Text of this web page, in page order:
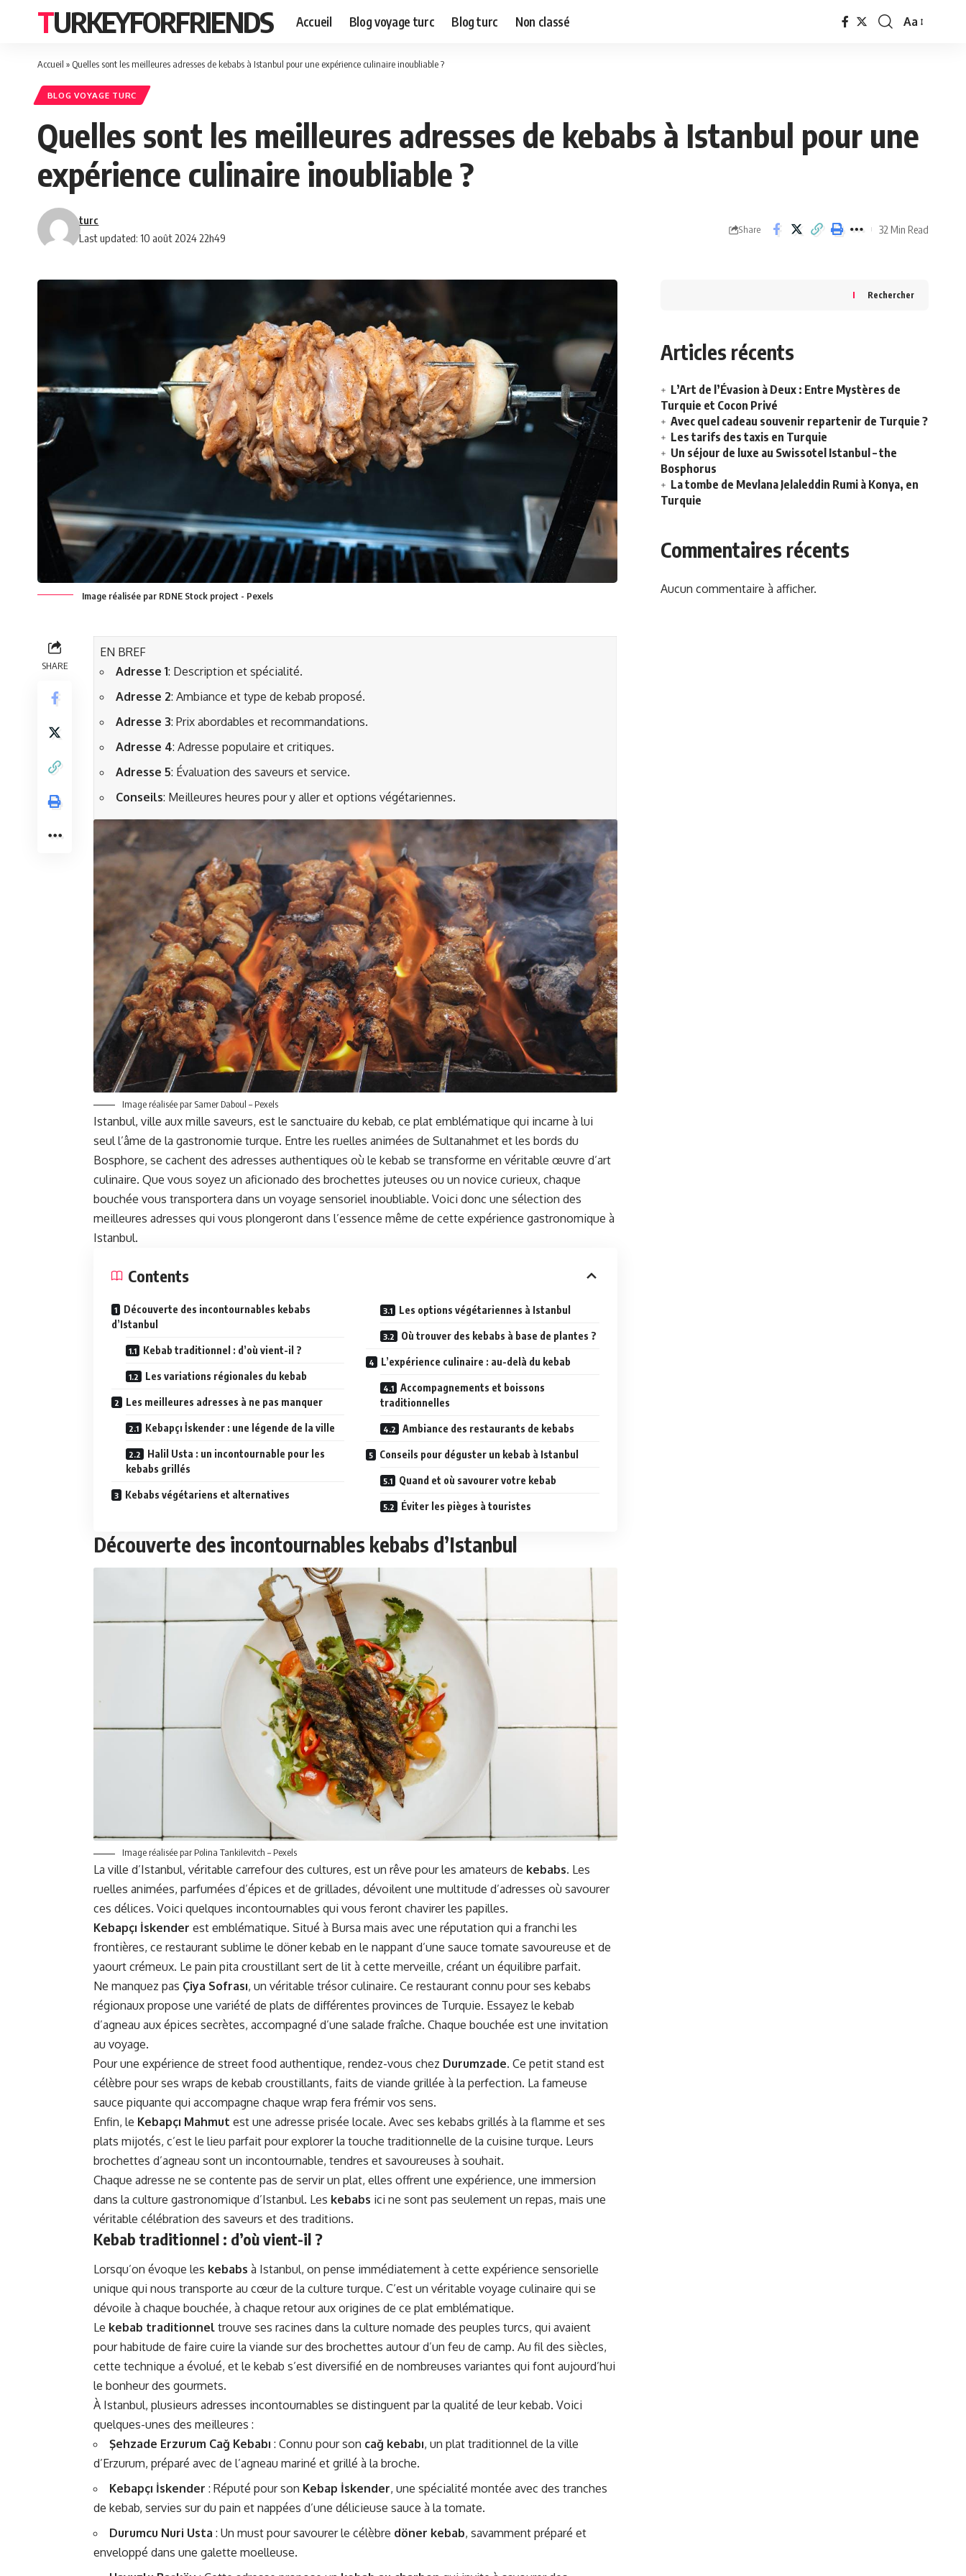
TURKEYFORFRIENDS Accueil Blog voyage turc Blog turc Non classé
Font
Aa
Accueil » Quelles sont les meilleures adresses de kebabs à Istanbul pour une expérience culinaire inoubliable ?
BLOG VOYAGE TURC
Quelles sont les meilleures adresses de kebabs à Istanbul pour une
expérience culinaire inoubliable ?
Last updated: 10 août 2024 22h49
turc
Share 32 Min Read
Image réalisée par RDNE Stock project - Pexels
SHARE
EN BREF
Adresse 1: Description et spécialité.
Adresse 2: Ambiance et type de kebab proposé.
Adresse 3: Prix abordables et recommandations.
Adresse 4: Adresse populaire et critiques.
Adresse 5: Évaluation des saveurs et service.
Conseils: Meilleures heures pour y aller et options végétariennes.
Image réalisée par Samer Daboul – Pexels
Istanbul, ville aux mille saveurs, est le sanctuaire du kebab, ce plat emblématique qui incarne à lui
seul l’âme de la gastronomie turque. Entre les ruelles animées de Sultanahmet et les bords du
Bosphore, se cachent des adresses authentiques où le kebab se transforme en véritable œuvre d’art
culinaire. Que vous soyez un aficionado des brochettes juteuses ou un novice curieux, chaque
bouchée vous transportera dans un voyage sensoriel inoubliable. Voici donc une sélection des
meilleures adresses qui vous plongeront dans l’essence même de cette expérience gastronomique à
Istanbul.
Contents
Découverte des incontournables kebabs
d’Istanbul
Kebab traditionnel : d’où vient-il ?
Les variations régionales du kebab
Les meilleures adresses à ne pas manquer
Kebapçı İskender : une légende de la ville
Halil Usta : un incontournable pour les
kebabs grillés
Kebabs végétariens et alternatives
Les options végétariennes à Istanbul
Où trouver des kebabs à base de plantes ?
L’expérience culinaire : au-delà du kebab
Accompagnements et boissons
traditionnelles
Ambiance des restaurants de kebabs
Conseils pour déguster un kebab à Istanbul
Quand et où savourer votre kebab
Éviter les pièges à touristes
Découverte des incontournables kebabs d’Istanbul
Image réalisée par Polina Tankilevitch – Pexels
La ville d’Istanbul, véritable carrefour des cultures, est un rêve pour les amateurs de kebabs. Les
ruelles animées, parfumées d’épices et de grillades, dévoilent une multitude d’adresses où savourer
ces délices. Voici quelques incontournables qui vous feront chavirer les papilles.
Kebapçı İskender est emblématique. Situé à Bursa mais avec une réputation qui a franchi les
frontières, ce restaurant sublime le döner kebab en le nappant d’une sauce tomate savoureuse et de
yaourt crémeux. Le pain pita croustillant sert de lit à cette merveille, créant un équilibre parfait.
Ne manquez pas Çiya Sofrası, un véritable trésor culinaire. Ce restaurant connu pour ses kebabs
régionaux propose une variété de plats de différentes provinces de Turquie. Essayez le kebab
d’agneau aux épices secrètes, accompagné d’une salade fraîche. Chaque bouchée est une invitation
au voyage.
Pour une expérience de street food authentique, rendez-vous chez Durumzade. Ce petit stand est
célèbre pour ses wraps de kebab croustillants, faits de viande grillée à la perfection. La fameuse
sauce piquante qui accompagne chaque wrap fera frémir vos sens.
Enfin, le Kebapçı Mahmut est une adresse prisée locale. Avec ses kebabs grillés à la flamme et ses
plats mijotés, c’est le lieu parfait pour explorer la touche traditionnelle de la cuisine turque. Leurs
brochettes d’agneau sont un incontournable, tendres et savoureuses à souhait.
Chaque adresse ne se contente pas de servir un plat, elles offrent une expérience, une immersion
dans la culture gastronomique d’Istanbul. Les kebabs ici ne sont pas seulement un repas, mais une
véritable célébration des saveurs et des traditions.
Kebab traditionnel : d’où vient-il ?
Lorsqu’on évoque les kebabs à Istanbul, on pense immédiatement à cette expérience sensorielle
unique qui nous transporte au cœur de la culture turque. C’est un véritable voyage culinaire qui se
dévoile à chaque bouchée, à chaque retour aux origines de ce plat emblématique.
Le kebab traditionnel trouve ses racines dans la culture nomade des peuples turcs, qui avaient
pour habitude de faire cuire la viande sur des brochettes autour d’un feu de camp. Au fil des siècles,
cette technique a évolué, et le kebab s’est diversifié en de nombreuses variantes qui font aujourd’hui
le bonheur des gourmets.
À Istanbul, plusieurs adresses incontournables se distinguent par la qualité de leur kebab. Voici
quelques-unes des meilleures :
Şehzade Erzurum Cağ Kebabı : Connu pour son cağ kebabı, un plat traditionnel de la ville
d’Erzurum, préparé avec de l’agneau mariné et grillé à la broche.
Kebapçı İskender : Réputé pour son Kebap İskender, une spécialité montée avec des tranches
de kebab, servies sur du pain et nappées d’une délicieuse sauce à la tomate.
Durumcu Nuri Usta : Un must pour savourer le célèbre döner kebab, savamment préparé et
enveloppé dans une galette moelleuse.
Rechercher
Articles récents
L’Art de l’Évasion à Deux : Entre Mystères de
Turquie et Cocon Privé
Avec quel cadeau souvenir repartenir de Turquie ?
Les tarifs des taxis en Turquie
Un séjour de luxe au Swissotel Istanbul – the
Bosphorus
La tombe de Mevlana Jelaleddin Rumi à Konya, en
Turquie
Commentaires récents
Aucun commentaire à afficher.